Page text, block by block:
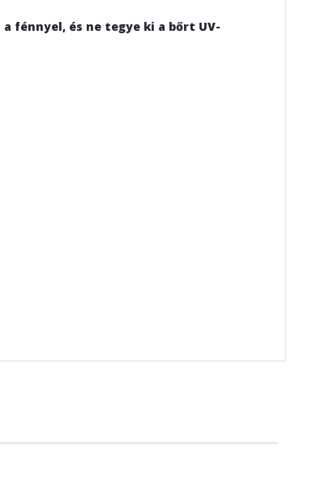
fénnyel, és ne tegye ki a bőrt UV-